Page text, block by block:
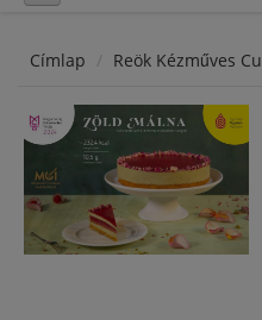
Címlap Reök Kézműves